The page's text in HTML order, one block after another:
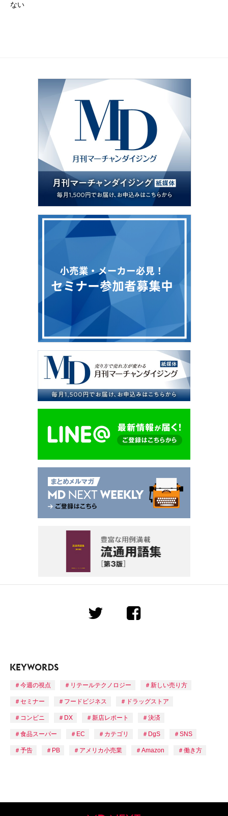
ない
今週の視点 リテールテクノロジー 新しい売り方
セミナー フードビジネス ドラッグストア
コンビニ DX 新店レポート 決済
食品スーパー EC カテゴリ DgS SNS
予告 PB アメリカ小売業 Amazon 働き方